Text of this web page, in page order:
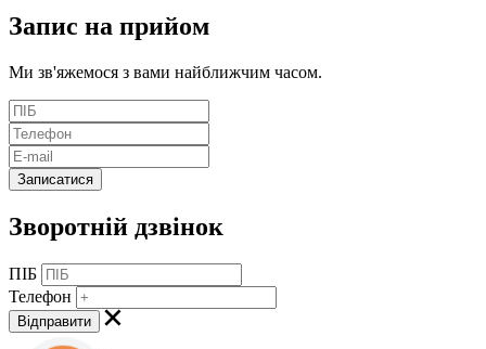
Запис на прийом
Ми зв'яжемося з вами найближчим часом.
Зворотній дзвінок
ПІБ
Телефон